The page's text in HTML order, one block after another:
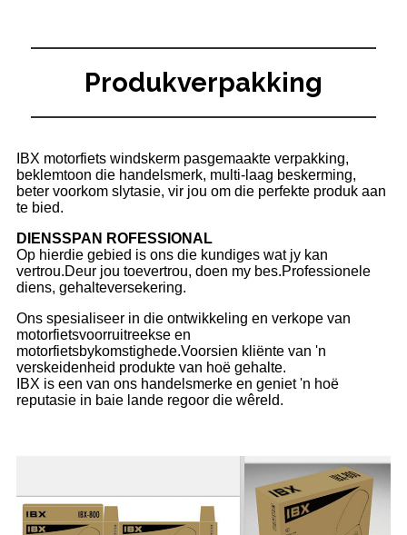
Produkverpakking
IBX motorfiets windskerm pasgemaakte verpakking,
beklemtoon die handelsmerk, multi-laag beskerming,
beter voorkom slytasie, vir jou om die perfekte produk aan
te bied.
DIENSSPAN ROFESSIONAL
Op hierdie gebied is ons die kundiges wat jy kan
vertrou.Deur jou toevertrou, doen my bes.Professionele
diens, gehalteversekering.
Ons spesialiseer in die ontwikkeling en verkope van
motorfietsvoorruitreekse en
motorfietsbykomstighede.Voorsien kliënte van 'n
verskeidenheid produkte van hoë gehalte.
IBX is een van ons handelsmerke en geniet 'n hoë
reputasie in baie lande regoor die wêreld.